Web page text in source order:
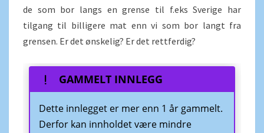
de som bor langs en grense til f.eks Sverige har
tilgang til billigere mat enn vi som bor langt fra
grensen. Er det ønskelig? Er det rettferdig?
GAMMELT INNLEGG
Dette innlegget er mer enn 1 år gammelt.
Derfor kan innholdet være mindre